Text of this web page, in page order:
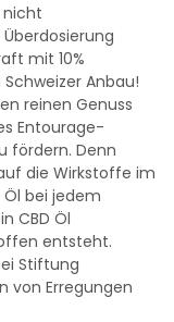
nicht
mit 10%
Anbau!
reinen Genuss
Entourage-
fördern. Denn
die Wirkstoffe im
Öl bei jedem
CBD Öl
entsteht.
Stiftung
von Erregungen